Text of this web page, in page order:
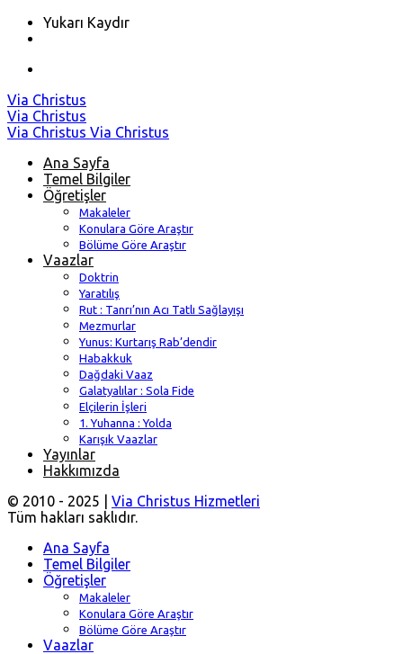
Yukarı Kaydır
Skip
to
content
Via Christus
Via Christus
Via Christus Via Christus
Ana Sayfa
Temel Bilgiler
Öğretişler
Makaleler
Konulara Göre Araştır
Bölüme Göre Araştır
Vaazlar
Doktrin
Yaratılış
Rut : Tanrı’nın Acı Tatlı Sağlayışı
Mezmurlar
Yunus: Kurtarış Rab’dendir
Habakkuk
Dağdaki Vaaz
Galatyalılar : Sola Fide
Elçilerin İşleri
1. Yuhanna : Yolda
Karışık Vaazlar
Yayınlar
Hakkımızda
© 2010 - 2025 | Via Christus Hizmetleri
Tüm hakları saklıdır.
Ana Sayfa
Temel Bilgiler
Öğretişler
Makaleler
Konulara Göre Araştır
Bölüme Göre Araştır
Vaazlar